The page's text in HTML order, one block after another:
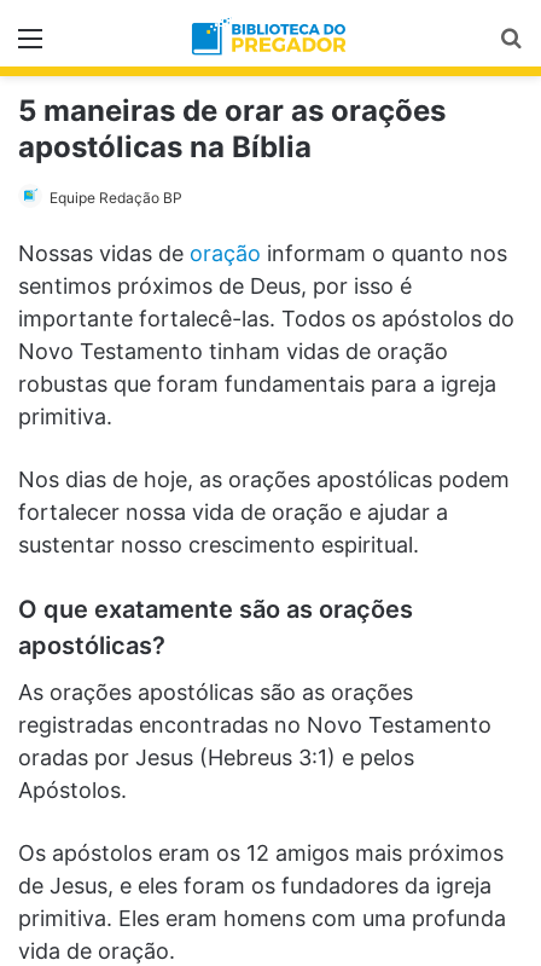
Menu
5 maneiras de orar as orações
apostólicas na Bíblia
Equipe Redação BP
Nossas vidas de oração informam o quanto nos
sentimos próximos de Deus, por isso é
importante fortalecê-las. Todos os apóstolos do
Novo Testamento tinham vidas de oração
robustas que foram fundamentais para a igreja
primitiva.
Nos dias de hoje, as orações apostólicas podem
fortalecer nossa vida de oração e ajudar a
sustentar nosso crescimento espiritual.
O que exatamente são as orações
apostólicas?
As orações apostólicas são as orações
registradas encontradas no Novo Testamento
oradas por Jesus (Hebreus 3:1) e pelos
Apóstolos.
Os apóstolos eram os 12 amigos mais próximos
de Jesus, e eles foram os fundadores da igreja
primitiva. Eles eram homens com uma profunda
vida de oração.